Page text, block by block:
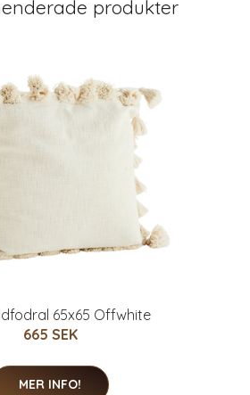
produkter
65x65 Offwhite
665 SEK
MER INFO!